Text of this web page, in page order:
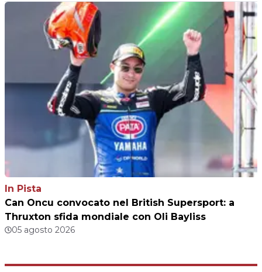
In Pista
Can Oncu convocato nel British Supersport: a
Thruxton sfida mondiale con Oli Bayliss
05 agosto 2026